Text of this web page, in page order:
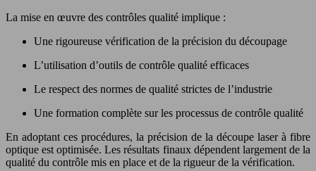
La mise en œuvre des contrôles qualité implique :
Une rigoureuse vérification de la précision du découpage
L’utilisation d’outils de contrôle qualité efficaces
Le respect des normes de qualité strictes de l’industrie
Une formation complète sur les processus de contrôle qualité
En adoptant ces procédures, la précision de la découpe laser à fibre
optique est optimisée. Les résultats finaux dépendent largement de la
qualité du contrôle mis en place et de la rigueur de la vérification.